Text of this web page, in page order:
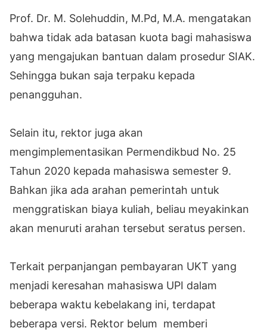
Prof. Dr. M. Solehuddin, M.Pd, M.A. mengatakan
bahwa tidak ada batasan kuota bagi mahasiswa
yang mengajukan bantuan dalam prosedur SIAK.
Sehingga bukan saja terpaku kepada
penangguhan.
Selain itu, rektor juga akan
mengimplementasikan Permendikbud No. 25
Tahun 2020 kepada mahasiswa semester 9.
Bahkan jika ada arahan pemerintah untuk
menggratiskan biaya kuliah, beliau meyakinkan
akan menuruti arahan tersebut seratus persen.
Terkait perpanjangan pembayaran UKT yang
menjadi keresahan mahasiswa UPI dalam
beberapa waktu kebelakang ini, terdapat
beberapa versi. Rektor belum memberi